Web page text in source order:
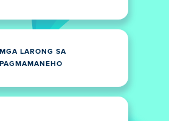
MGA LARONG SA
PAGMAMANEHO